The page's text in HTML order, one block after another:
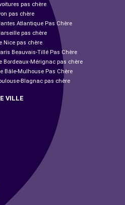
pas chère
pas chère
Atlantique Pas Chère
pas chère
Nice pas chère
Beauvais-Tillé Pas Chère
Bordeaux-Mérignac pas chère
Bâle-Mulhouse Pas Chère
Blagnac pas chère
VILLE